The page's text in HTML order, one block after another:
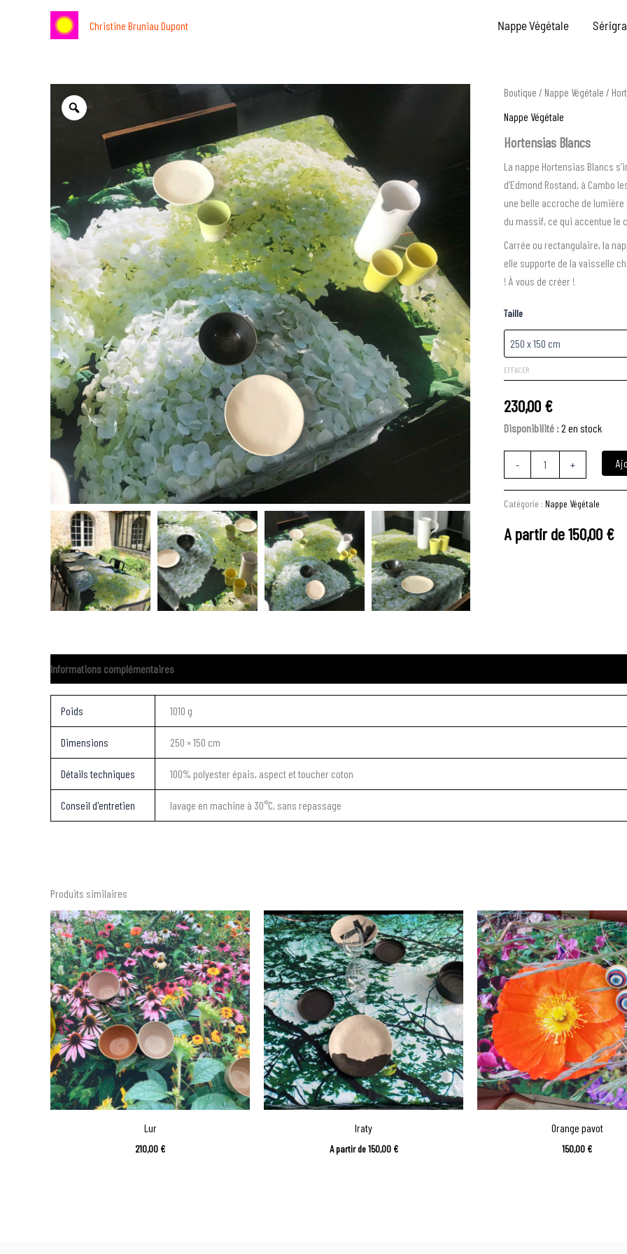
Christine Bruniau Dupont Nappe Végétale
Boutique / Nappe Végétale /
Nappe Végétale
Hortensias Blancs
La nappe Hortensias Blancs
d’Edmond Rostand, à Cambo
une belle accroche de
du massif, ce qui accentue le
Carrée ou rectangulaire, la
elle supporte de la vaisselle
! À vous de créer !
Taille
EFFACER
230,00 €
Disponibilité :2 en stock
-
quantité
Hortensias
+
Catégorie : Nappe Végétale
A partir de150,00 €
Informations complémentaires
Poids 1010 g
Dimensions 250 × 150 cm
Détails techniques 100% polyester épais, aspect et toucher coton
Conseil d'entretien lavage en machine à 30°C, sans repassage
Produits similaires
Lur
210,00 €
Iraty
A partir de150,00 €
Orange pavot
150,00 €